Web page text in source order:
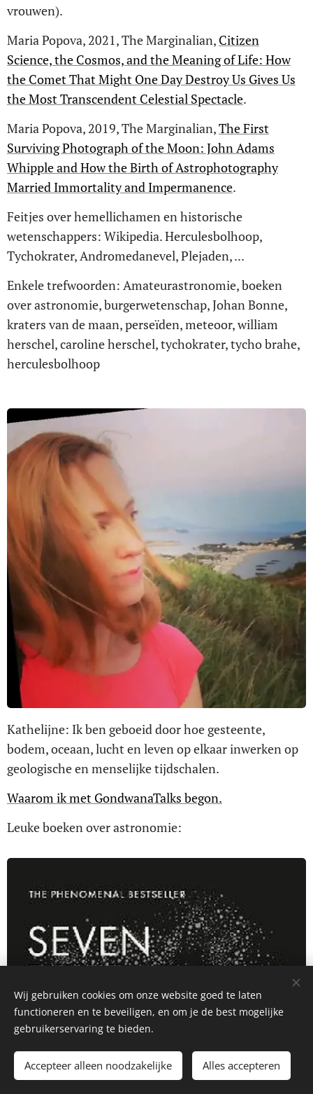
vrouwen).
Maria Popova, 2021, The Marginalian, Citizen
Science, the Cosmos, and the Meaning of Life: How
the Comet That Might One Day Destroy Us Gives Us
the Most Transcendent Celestial Spectacle.
Maria Popova, 2019, The Marginalian,The First
Surviving Photograph of the Moon: John Adams
Whipple and How the Birth of Astrophotography
Married Immortality and Impermanence.
Feitjes over hemellichamen en historische
wetenschappers: Wikipedia. Herculesbolhoop,
Tychokrater, Andromedanevel, Plejaden, ...
Enkele trefwoorden: Amateurastronomie, boeken
over astronomie, burgerwetenschap, Johan Bonne,
kraters van de maan, perseïden, meteoor, william
herschel, caroline herschel, tychokrater, tycho brahe,
herculesbolhoop
Kathelijne: Ik ben geboeid door hoe gesteente,
bodem, oceaan, lucht en leven op elkaar inwerken op
geologische en menselijke tijdschalen.
Waarom ik met GondwanaTalks begon.
Leuke boeken over astronomie:
Wij gebruiken cookies om onze website goed te laten
functioneren en te beveiligen, en om je de best mogelijke
gebruikerservaring te bieden.
Accepteer alleen noodzakelijke Alles accepteren